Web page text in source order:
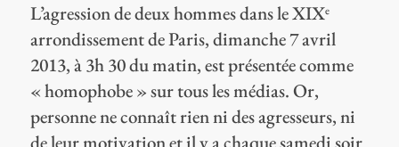
L’agression de deux hommes dans le XIXe
arrondissement de Paris, dimanche 7 avril
2013, à 3h 30 du matin, est présentée comme
« homophobe » sur tous les médias. Or,
personne ne connaît rien ni des agresseurs, ni